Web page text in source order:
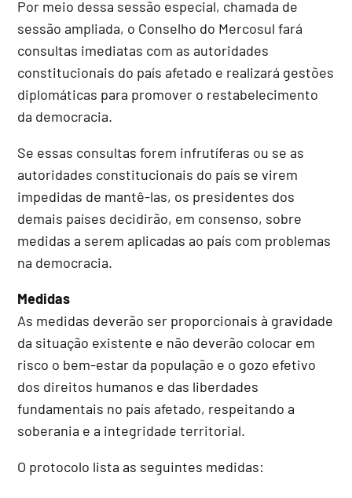
Por meio dessa sessão especial, chamada de
sessão ampliada, o Conselho do Mercosul fará
consultas imediatas com as autoridades
constitucionais do país afetado e realizará gestões
diplomáticas para promover o restabelecimento
da democracia.
Se essas consultas forem infrutíferas ou se as
autoridades constitucionais do país se virem
impedidas de mantê-las, os presidentes dos
demais países decidirão, em consenso, sobre
medidas a serem aplicadas ao país com problemas
na democracia.
Medidas
As medidas deverão ser proporcionais à gravidade
da situação existente e não deverão colocar em
risco o bem-estar da população e o gozo efetivo
dos direitos humanos e das liberdades
fundamentais no país afetado, respeitando a
soberania e a integridade territorial.
O protocolo lista as seguintes medidas: